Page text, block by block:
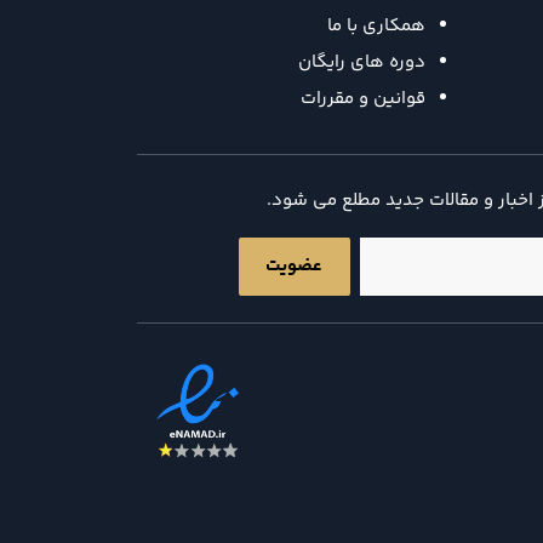
همکاری با ما
دوره های رایگان
قوانین و مقررات
اخبار و مقالات جدید مطلع می شود.